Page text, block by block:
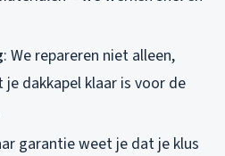
: We repareren niet alleen,
dakkapel klaar is voor de
garantie weet je dat je klus